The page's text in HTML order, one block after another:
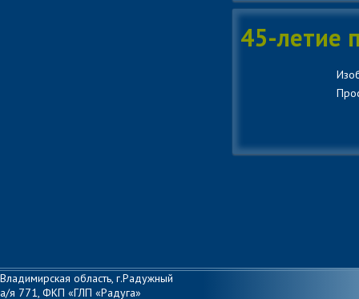
45-летие
Владимирская область, г.Радужный
а/я 771, ФКП «ГЛП «Радуга»